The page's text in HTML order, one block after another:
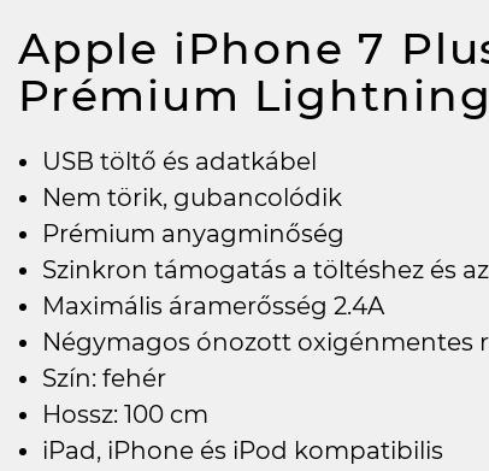
Apple iPhone 7
Prémium
USB töltő és adatkábel
Nem törik, gubancolódik
Prémium anyagminőség
Szinkron támogatás a töltéshez és
Maximális áramerősség 2.4A
Négymagos ónozott oxigénmentes
Szín: fehér
Hossz: 100 cm
iPad, iPhone és iPod kompatibilis